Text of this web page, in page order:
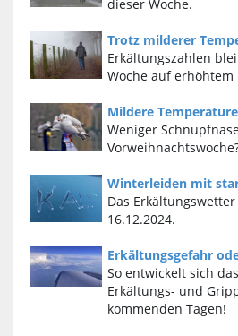
dieser Woche.
Trotz milderer
Erkältungszahlen
Woche auf erhöhtem
Mildere
Weniger
Winterleiden mit
Das
16.12.2024.
Erkältungsgefahr
So entwickelt sich das
Erkältungs- und
kommenden Tagen!